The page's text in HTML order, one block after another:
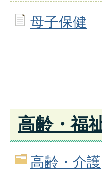
母子保健
高齢・福
高齢・介護